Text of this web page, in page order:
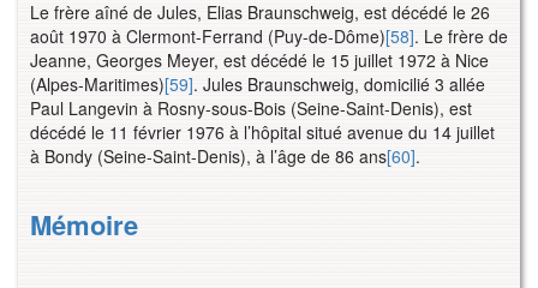
Le frère aîné de Jules, Elias Braunschweig, est décédé le 26
août 1970 à Clermont-Ferrand (Puy-de-Dôme)[58]. Le frère de
Jeanne, Georges Meyer, est décédé le 15 juillet 1972 à Nice
(Alpes-Maritimes)[59]. Jules Braunschweig, domicilié 3 allée
Paul Langevin à Rosny-sous-Bois (Seine-Saint-Denis), est
décédé le 11 février 1976 à l’hôpital situé avenue du 14 juillet
à Bondy (Seine-Saint-Denis), à l’âge de 86 ans[60].
Mémoire